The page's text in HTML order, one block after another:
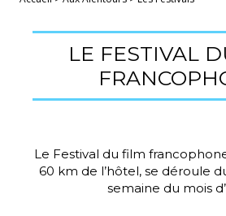
LE FESTIVAL
Le Festival du film
60 km de l’hôtel, se déroule
semaine du mois